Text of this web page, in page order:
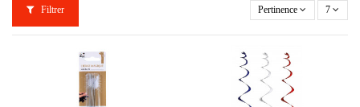
Filtrer Pertinence 7